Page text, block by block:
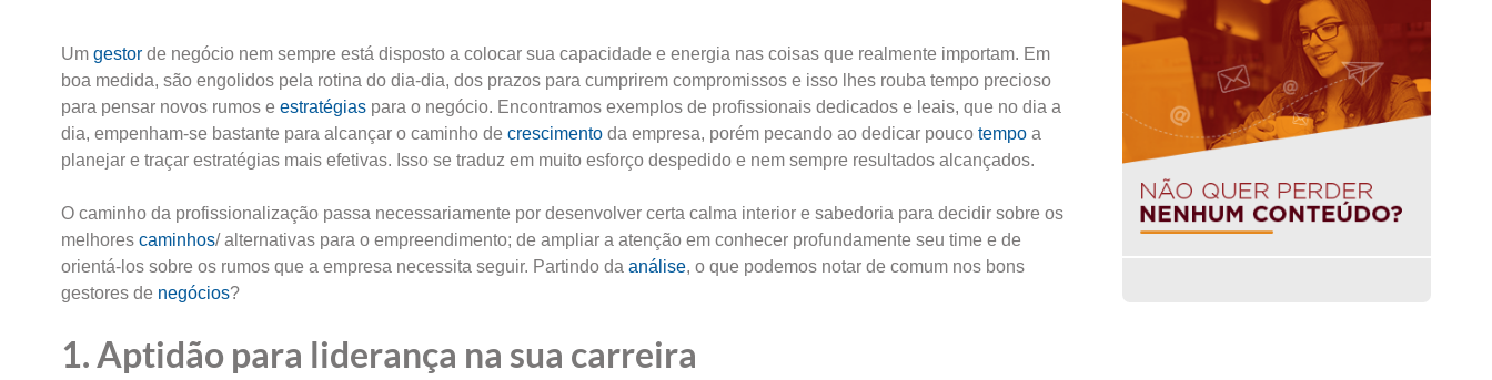
Um gestor de negócio nem sempre está disposto a colocar sua capacidade e energia nas coisas que realmente importam. Em
boa medida, são engolidos pela rotina do dia-dia, dos prazos para cumprirem compromissos e isso lhes rouba tempo precioso
para pensar novos rumos e estratégias para o negócio. Encontramos exemplos de profissionais dedicados e leais, que no dia a
dia, empenham-se bastante para alcançar o caminho de crescimento da empresa, porém pecando ao dedicar pouco tempo a
planejar e traçar estratégias mais efetivas. Isso se traduz em muito esforço despedido e nem sempre resultados alcançados.
O caminho da profissionalização passa necessariamente por desenvolver certa calma interior e sabedoria para decidir sobre os
melhores caminhos/ alternativas para o empreendimento; de ampliar a atenção em conhecer profundamente seu time e de
orientá-los sobre os rumos que a empresa necessita seguir. Partindo da análise, o que podemos notar de comum nos bons
gestores de negócios?
1. Aptidão para liderança na sua carreira